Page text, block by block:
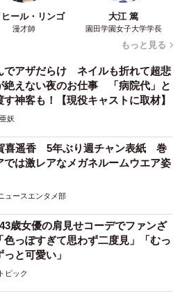
ール・リンゴ
漫才師
大江 篤
園田学園女子大学学長
もっと見る
でアザだらけ ネイルも折れて超悲
えない夜のお仕事 「病院代」と
神客も！【現役キャストに取材】
妖
喜遥香 5年ぶり週チャン表紙 巻
では激レアなメガネルームウエア姿
ュースエンタメ部
歳女優の肩見せコーデでファンざ
っぽすぎて思わず二度見」「むっ
と可愛い」
ピック